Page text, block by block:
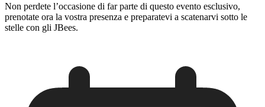
Non perdete l’occasione di far parte di questo evento esclusivo,
prenotate ora la vostra presenza e preparatevi a scatenarvi sotto le
stelle con gli JBees.